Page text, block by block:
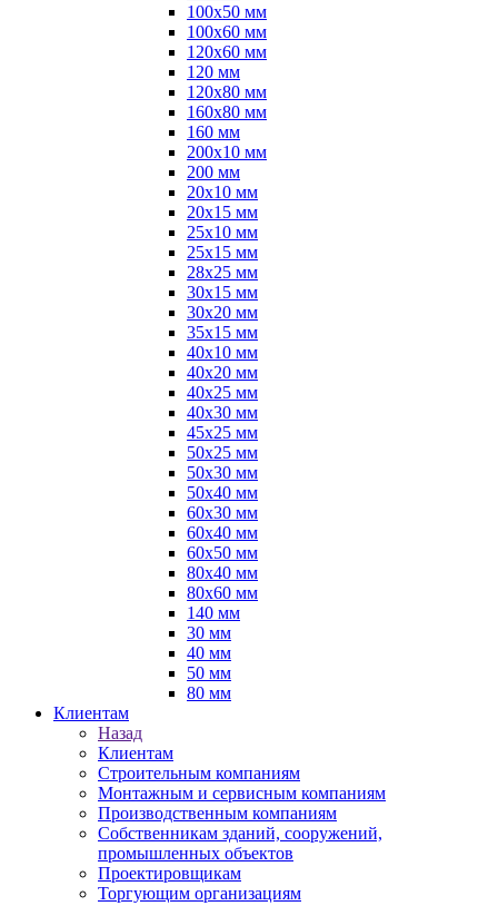
100х50 мм
100х60 мм
120х60 мм
120 мм
120х80 мм
160х80 мм
160 мм
200х10 мм
200 мм
20х10 мм
20х15 мм
25х10 мм
25х15 мм
28х25 мм
30х15 мм
30х20 мм
35х15 мм
40х10 мм
40х20 мм
40х25 мм
40х30 мм
45х25 мм
50х25 мм
50х30 мм
50х40 мм
60х30 мм
60х40 мм
60х50 мм
80х40 мм
80х60 мм
140 мм
30 мм
40 мм
50 мм
80 мм
Клиентам
Назад
Клиентам
Строительным компаниям
Монтажным и сервисным компаниям
Производственным компаниям
Собственникам зданий, сооружений,
промышленных объектов
Проектировщикам
Торгующим организациям